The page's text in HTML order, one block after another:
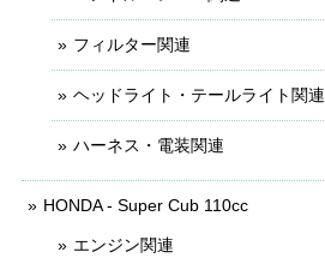
フィルター関連
ヘッドライト・テールライト関連
ハーネス・電装関連
HONDA - Super Cub 110cc
エンジン関連